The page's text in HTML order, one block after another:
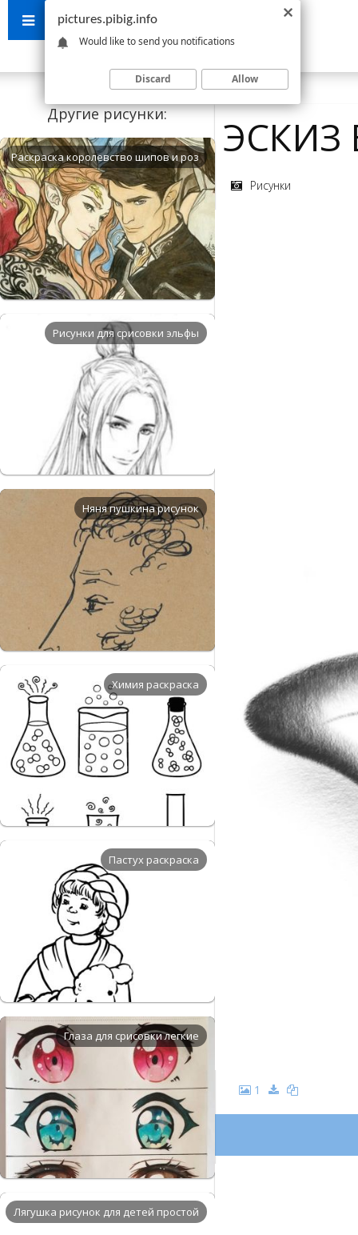
Другие рисунки:
Раскраска королевство шипов и роз
Рисунки для срисовки эльфы
Няня пушкина рисунок
Химия раскраска
Пастух раскраска
Глаза для срисовки легкие
Лягушка рисунок для детей простой
ЭСКИЗ
Рисунки
1
pictures.pibig.info
Would like to send you notifications
Discard Allow